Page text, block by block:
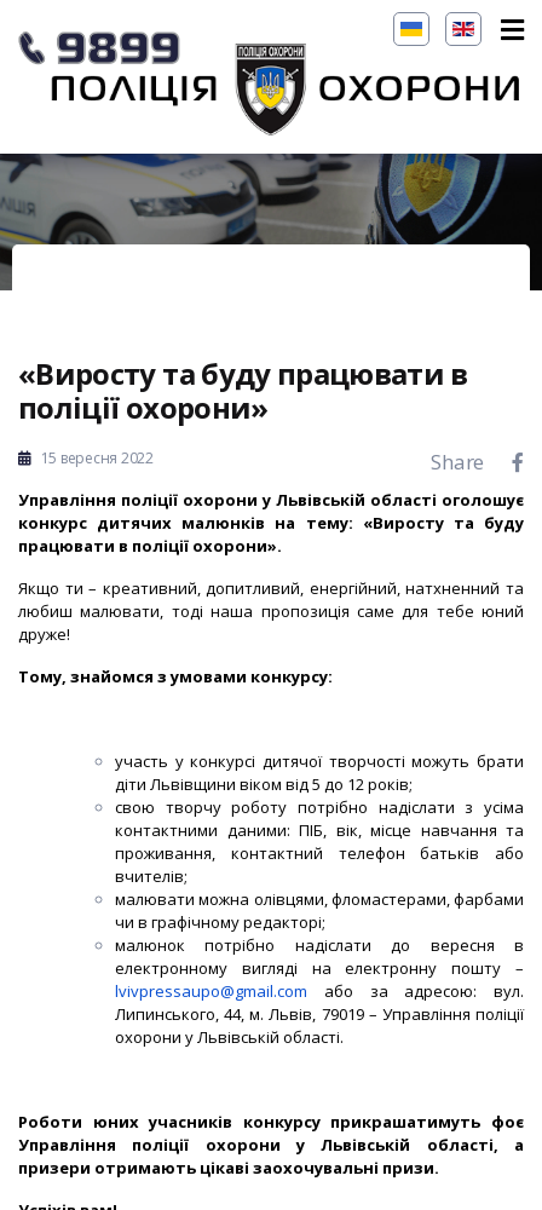
«Виросту та буду працювати в
поліції охорони»
15 вересня 2022 Share
Управління поліції охорони у Львівській області оголошує
конкурс дитячих малюнків на тему: «Виросту та буду
працювати в поліції охорони».
Якщо ти – креативний, допитливий, енергійний, натхненний та
любиш малювати, тоді наша пропозиція саме для тебе юний
друже!
Тому, знайомся з умовами конкурсу:
участь у конкурсі дитячої творчості можуть брати
діти Львівщини віком від 5 до 12 років;
свою творчу роботу потрібно надіслати з усіма
контактними даними: ПІБ, вік, місце навчання та
проживання, контактний телефон батьків або
вчителів;
малювати можна олівцями, фломастерами, фарбами
чи в графічному редакторі;
малюнок потрібно надіслати до вересня в
електронному вигляді на електронну пошту –
lvivpressaupo@gmail.com або за адресою: вул.
Липинського, 44, м. Львів, 79019 – Управління поліції
охорони у Львівській області.
Роботи юних учасників конкурсу прикрашатимуть фоє
Управління поліції охорони у Львівській області, а
призери отримають цікаві заохочувальні призи.